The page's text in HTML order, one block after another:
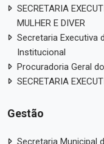
SECRETARIA
MULHER E DIVER
Secretaria Executiva
Institucional
Procuradoria Geral
SECRETARIA
Gestão
Secretaria Municipal